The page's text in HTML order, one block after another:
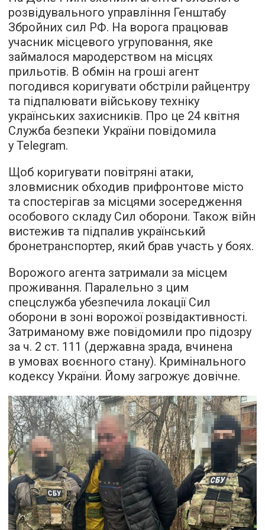
розвідувального управління Генштабу
Збройних сил РФ. На ворога працював
учасник місцевого угруповання, яке
займалося мародерством на місцях
прильотів. В обмін на гроші агент
погодився коригувати обстріли райцентру
та підпалювати військову техніку
українських захисників. Про це 24 квітня
Служба безпеки України повідомила
у Telegram.
Щоб коригувати повітряні атаки,
зловмисник обходив прифронтове місто
та спостерігав за місцями зосередження
особового складу Сил оборони. Також війн
вистежив та підпалив український
бронетранспортер, який брав участь у боях.
Ворожого агента затримали за місцем
проживання. Паралельно з цим
спецслужба убезпечила локації Сил
оборони в зоні ворожої розвідактивності.
Затриманому вже повідомили про підозру
за ч. 2 ст. 111 (державна зрада, вчинена
в умовах воєнного стану). Кримінального
кодексу України. Йому загрожує довічне.